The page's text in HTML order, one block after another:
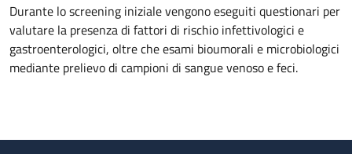
Durante lo screening iniziale vengono eseguiti questionari per
valutare la presenza di fattori di rischio infettivologici e
gastroenterologici, oltre che esami bioumorali e microbiologici
mediante prelievo di campioni di sangue venoso e feci.